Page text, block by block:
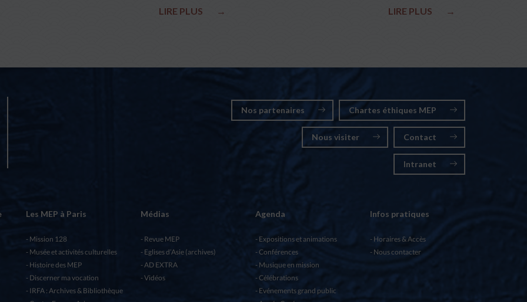
LIRE PLUS → LIRE PLUS →
Nos partenaires Chartes éthiques MEP
Nous visiter Contact
Intranet
Les MEP à Paris
Mission 128
Musée et activités culturelles
Histoire des MEP
Discerner ma vocation
IRFA : Archives & Bibliothèque
Médias
Revue MEP
Eglises d’Asie (archives)
AD EXTRA
Vidéos
Agenda
Expositions et animations
Conférences
Musique en mission
Célébrations
Evénements grand public
Infos pratiques
Horaires & Accès
Nous contacter